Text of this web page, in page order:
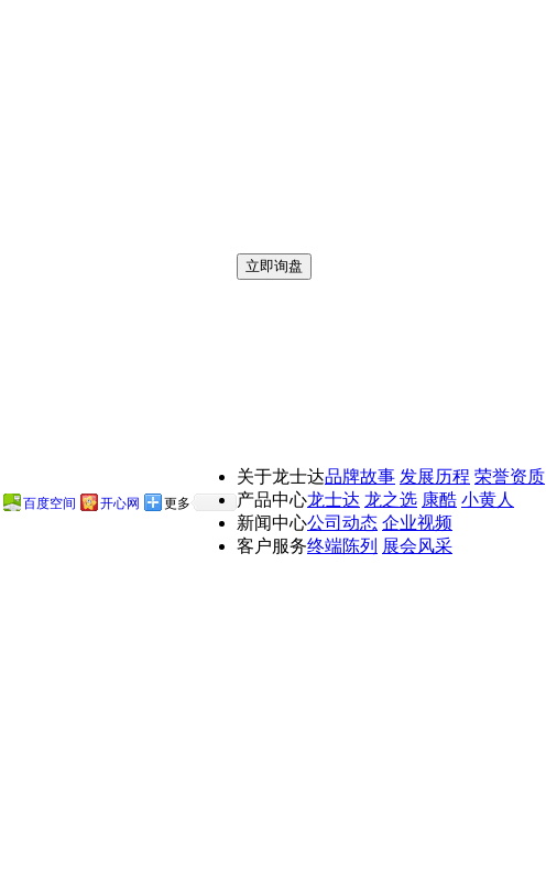
百度空间 开心网 更多
关于龙士达品牌故事 发展历程 荣誉资质
产品中心龙士达 龙之选 康酷 小黄人
新闻中心公司动态 企业视频
客户服务终端陈列 展会风采